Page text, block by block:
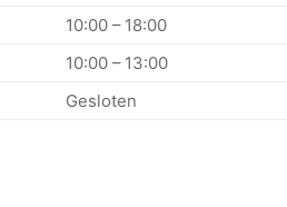
10:00 – 18:00
10:00 – 13:00
Gesloten